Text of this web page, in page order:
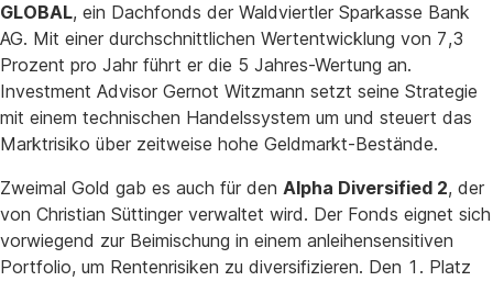
GLOBAL, ein Dachfonds der Waldviertler Sparkasse Bank
AG. Mit einer durchschnittlichen Wertentwicklung von 7,3
Prozent pro Jahr führt er die 5 Jahres-Wertung an.
Investment Advisor Gernot Witzmann setzt seine Strategie
mit einem technischen Handelssystem um und steuert das
Marktrisiko über zeitweise hohe Geldmarkt-Bestände.
Zweimal Gold gab es auch für den Alpha Diversified 2, der
von Christian Süttinger verwaltet wird. Der Fonds eignet sich
vorwiegend zur Beimischung in einem anleihensensitiven
Portfolio, um Rentenrisiken zu diversifizieren. Den 1. Platz